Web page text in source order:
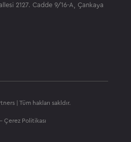
2127. Cadde 9/16-A, Çankaya
| Tüm hakları sakldır.
- Çerez Politikası